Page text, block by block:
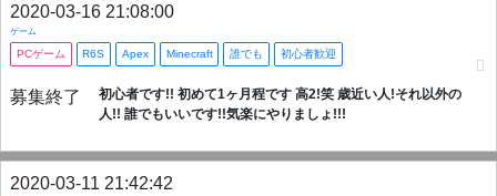
2020-03-16 21:08:00
ゲーム
PCゲーム R6S Apex Minecraft 誰でも 初心者歓迎
募集終了
初心者です!! 初めて1ヶ月程です 高2!笑 歳近い人!それ以外の
人!! 誰でもいいです!!気楽にやりましょ!!!
2020-03-11 21:42:42